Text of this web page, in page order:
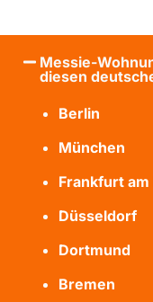
Messie-
diesen
Berlin
München
Frankfurt am
Düsseldorf
Dortmund
Bremen